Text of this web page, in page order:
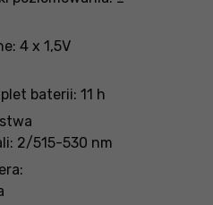
4 x 1,5V
baterii: 11 h
2/515-530 nm